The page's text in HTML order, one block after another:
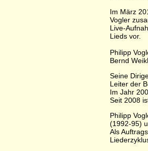
Im März
Vogler
Live-
Lieds vor.
Philipp
Bernd
Seine
Leiter der
Im Jahr
Seit 2008
Philipp
(1992-95)
Als